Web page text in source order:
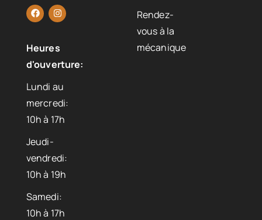
Heures
d'ouverture:
Lundi au
mercredi:
10h à 17h
Jeudi-
vendredi:
10h à 19h
Samedi:
10h à 17h
Rendez-
vous à la
mécanique